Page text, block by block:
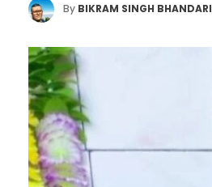
By BIKRAM SINGH BHANDARI